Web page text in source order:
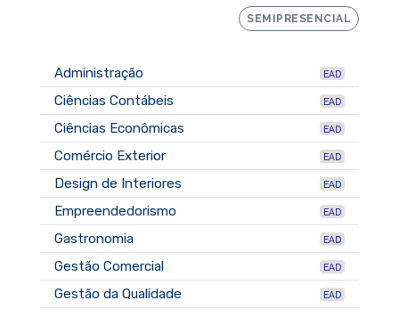
SEMIPRESENCIAL
Administração EAD
Ciências Contábeis EAD
Ciências Econômicas EAD
Comércio Exterior EAD
Design de Interiores EAD
Empreendedorismo EAD
Gastronomia EAD
Gestão Comercial EAD
Gestão da Qualidade EAD